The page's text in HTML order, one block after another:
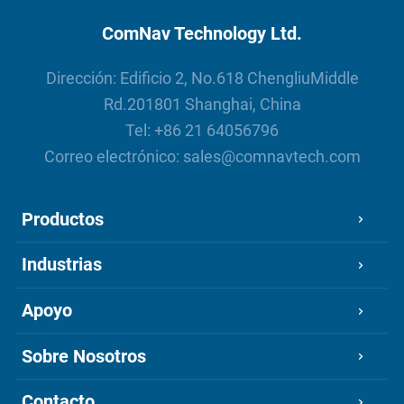
para levantamientos
topográficos, marinos,
máquinas y SIG.
ComNav Technology Ltd.
Dirección: Edificio 2, No.618 ChengliuMiddle
Rd.201801 Shanghai, China
Tel: +86 21 64056796
Correo electrónico: sales@comnavtech.com
Productos
Industrias
Apoyo
Sobre Nosotros